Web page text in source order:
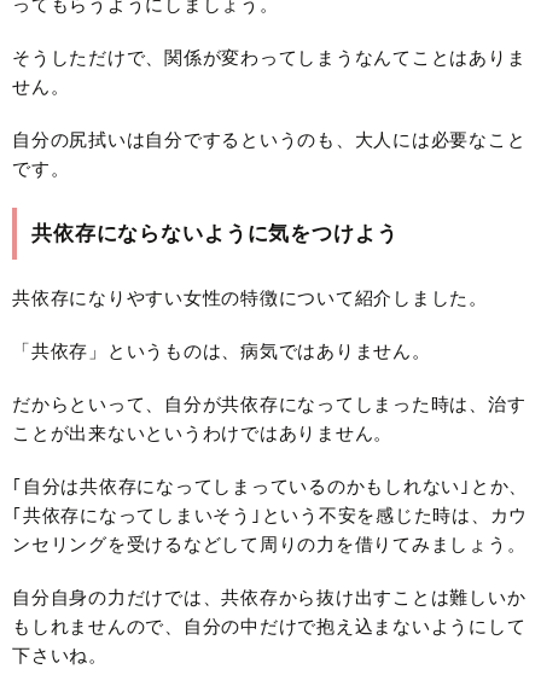
ってもらうようにしましょう。
そうしただけで、関係が変わってしまうなんてことはありま
せん。
自分の尻拭いは自分でするというのも、大人には必要なこと
です。
共依存にならないように気をつけよう
共依存になりやすい女性の特徴について紹介しました。
「共依存」というものは、病気ではありません。
だからといって、自分が共依存になってしまった時は、治す
ことが出来ないというわけではありません。
｢自分は共依存になってしまっているのかもしれない｣とか、
｢共依存になってしまいそう｣という不安を感じた時は、カウ
ンセリングを受けるなどして周りの力を借りてみましょう。
自分自身の力だけでは、共依存から抜け出すことは難しいか
もしれませんので、自分の中だけで抱え込まないようにして
下さいね。